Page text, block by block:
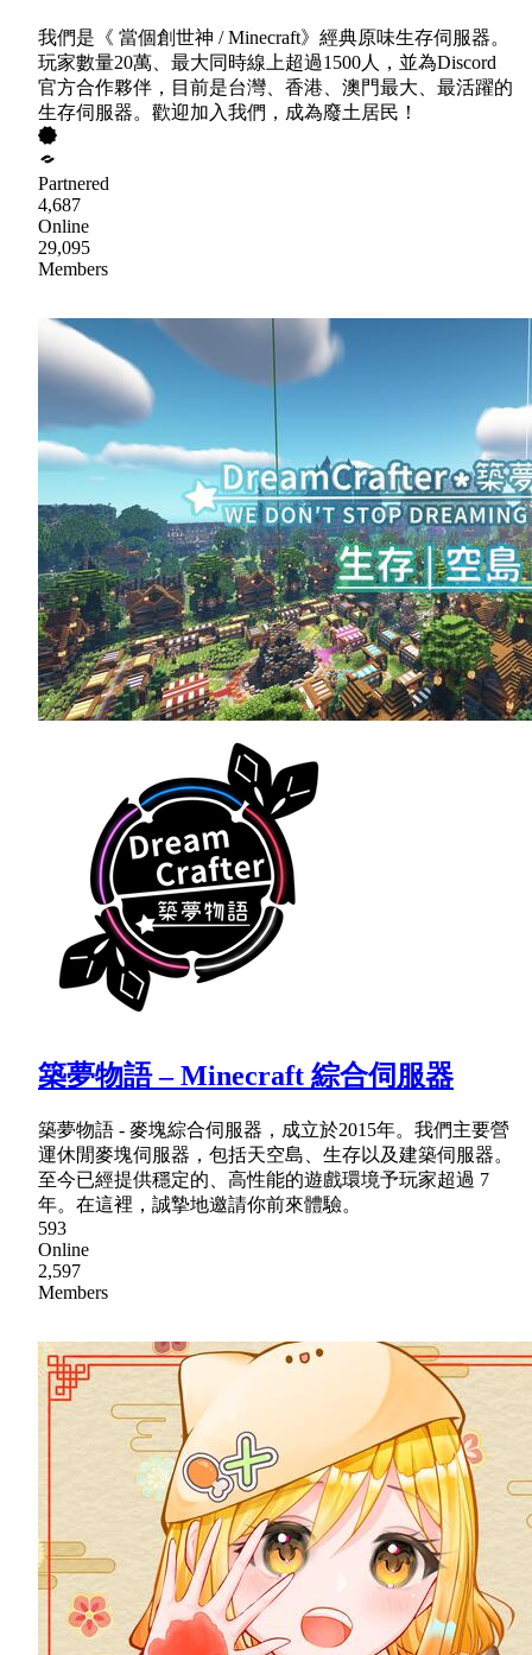
我們是《 當個創世神 / Minecraft》經典原味生存伺服器。
玩家數量20萬、最大同時線上超過1500人，並為Discord
官方合作夥伴，目前是台灣、香港、澳門最大、最活躍的
生存伺服器。歡迎加入我們，成為廢土居民！
Partnered
4,687
Online
29,095
Members
築夢物語 – Minecraft 綜合伺服器
築夢物語 - 麥塊綜合伺服器，成立於2015年。我們主要營
運休閒麥塊伺服器，包括天空島、生存以及建築伺服器。
至今已經提供穩定的、高性能的遊戲環境予玩家超過 7
年。在這裡，誠摯地邀請你前來體驗。
593
Online
2,597
Members